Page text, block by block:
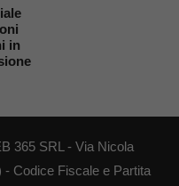
in
365 SRL - Via Nicola
Codice Fiscale e Partita